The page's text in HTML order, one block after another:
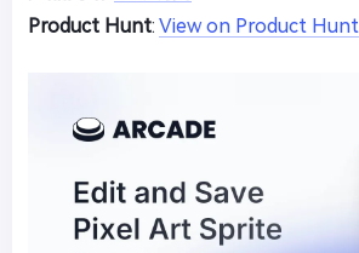
Product Hunt: View on Product Hunt